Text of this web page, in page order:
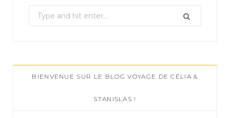
e
c
hBIENVENUE SUR LE BLOG VOYAGE DE CÉLIA &
STANISLAS !